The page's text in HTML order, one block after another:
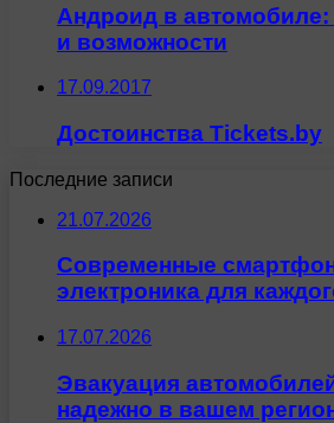
Андроид в
и возможности
17.09.2017
Достоинства Tickets.by
Последние записи
21.07.2026
Современные
электроника для
17.07.2026
Эвакуация
надежно в вашем